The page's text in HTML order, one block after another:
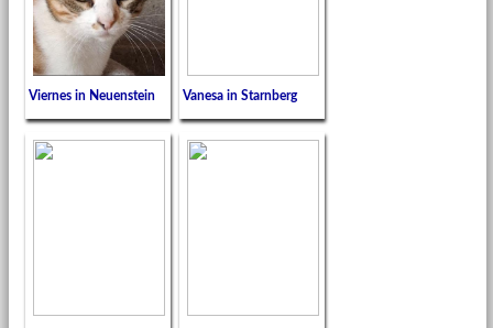
Viernes in Neuenstein Vanesa in Starnberg